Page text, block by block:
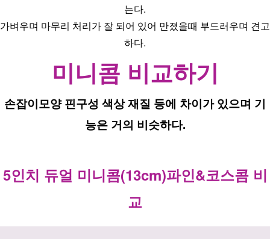
는다.
가벼우며 마무리 처리가 잘 되어 있어 만졌을때 부드러우며 견고
하다.
미니콤 비교하기
손잡이모양 핀구성 색상 재질 등에 차이가 있으며 기
능은 거의 비슷하다.
5인치 듀얼 미니콤(13cm)파인&코스콤 비
교